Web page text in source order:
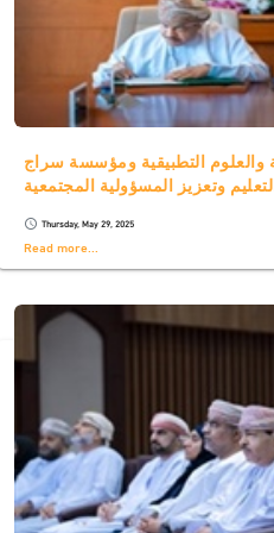
والعلوم التطبيقية ومؤسسة سراج
وتعزيز المسؤولية المجتمعية
schedule Thursday, May 29, 2025
Read more...